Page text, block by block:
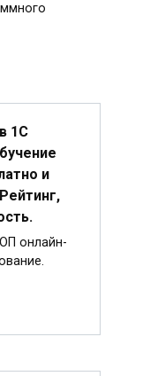
1С
и
онлайн-